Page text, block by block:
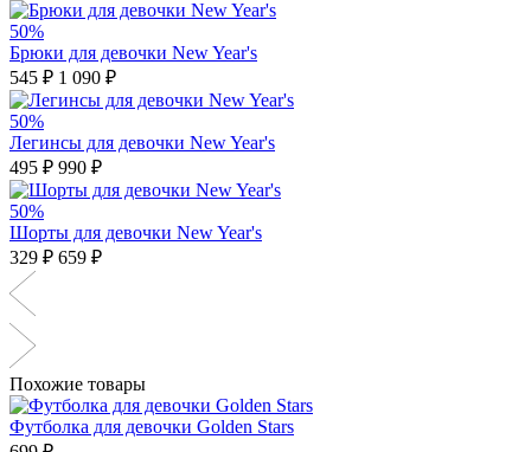
50%
Брюки для девочки New Year's
545 ₽ 1 090 ₽
50%
Легинсы для девочки New Year's
495 ₽ 990 ₽
50%
Шорты для девочки New Year's
329 ₽ 659 ₽
Похожие товары
Футболка для девочки Golden Stars